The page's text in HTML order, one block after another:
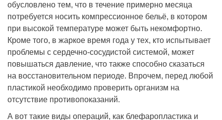
обусловлено тем, что в течение примерно месяца
потребуется носить компрессионное бельё, в котором
при высокой температуре может быть некомфортно.
Кроме того, в жаркое время года у тех, кто испытывает
проблемы с сердечно-сосудистой системой, может
повышаться давление, что также способно сказаться
на восстановительном периоде. Впрочем, перед любой
пластикой необходимо проверить организм на
отсутствие противопоказаний.
А вот такие виды операций, как блефаропластика и